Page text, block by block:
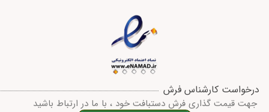
درخواست کارشناس فرش
جهت قیمت گذاری فرش دستبافت خود ، با ما در ارتباط باشید